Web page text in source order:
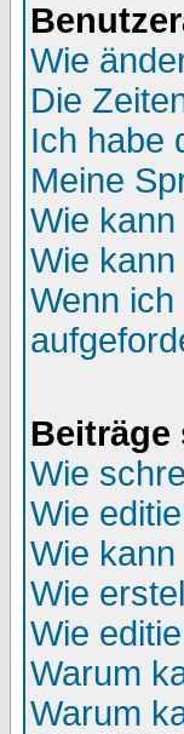
Wie
Die
Ich habe
Meine
Wie
Wie
Wenn
Beiträge
Wie
Wie
Wie
Wie
Wie
Warum
Warum